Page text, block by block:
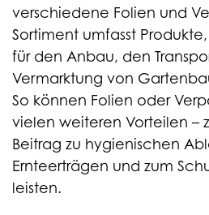
verschiedene Folien und
Sortiment umfasst
für den Anbau, den
Vermarktung von
So können Folien oder
vielen weiteren Vorteilen –
Beitrag zu hygienischen
Ernteerträgen und zum
leisten.